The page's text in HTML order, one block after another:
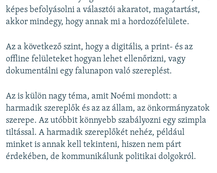
képes befolyásolni a választói akaratot, magatartást,
akkor mindegy, hogy annak mi a hordozófelülete.
Az a következő szint, hogy a digitális, a print- és az
offline felületeket hogyan lehet ellenőrizni, vagy
dokumentálni egy falunapon való szereplést.
Az is külön nagy téma, amit Noémi mondott: a
harmadik szereplők és az az állam, az önkormányzatok
szerepe. Az utóbbit könnyebb szabályozni egy szimpla
tiltással. A harmadik szereplőkét nehéz, például
minket is annak kell tekinteni, hiszen nem párt
érdekében, de kommunikálunk politikai dolgokról.